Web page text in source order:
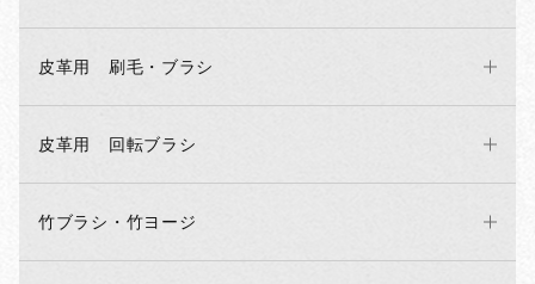
皮革用 刷毛・ブラシ
皮革用 回転ブラシ
竹ブラシ・竹ヨージ